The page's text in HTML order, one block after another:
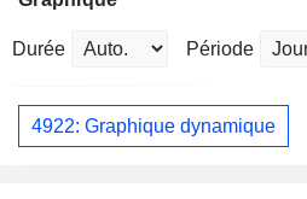
Durée Période
4922: Graphique dynamique